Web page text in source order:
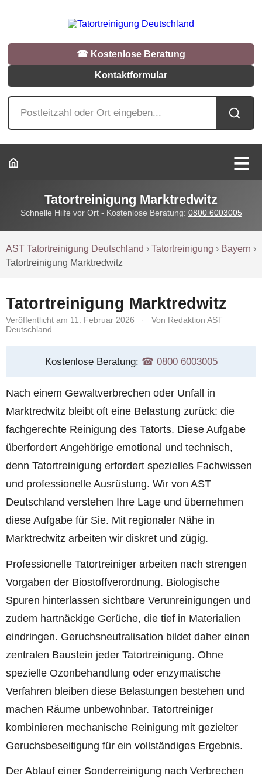
☎︎ Kostenlose Beratung
Kontaktformular
Tatortreinigung Marktredwitz
Schnelle Hilfe vor Ort - Kostenlose Beratung: 0800 6003005
AST Tatortreinigung Deutschland ›Tatortreinigung › Bayern ›
Tatortreinigung Marktredwitz
Tatortreinigung Marktredwitz
Veröffentlicht am 11. Februar 2026 ·
Von Redaktion AST
Deutschland
Kostenlose Beratung: ☎︎ 0800 6003005
Nach einem Gewaltverbrechen oder Unfall in
Marktredwitz bleibt oft eine Belastung zurück: die
fachgerechte Reinigung des Tatorts. Diese Aufgabe
überfordert Angehörige emotional und technisch,
denn Tatortreinigung erfordert spezielles Fachwissen
und professionelle Ausrüstung. Wir von AST
Deutschland verstehen Ihre Lage und übernehmen
diese Aufgabe für Sie. Mit regionaler Nähe in
Marktredwitz arbeiten wir diskret und zügig.
Professionelle Tatortreiniger arbeiten nach strengen
Vorgaben der Biostoffverordnung. Biologische
Spuren hinterlassen sichtbare Verunreinigungen und
zudem hartnäckige Gerüche, die tief in Materialien
eindringen. Geruchsneutralisation bildet daher einen
zentralen Baustein jeder Tatortreinigung. Ohne
spezielle Ozonbehandlung oder enzymatische
Verfahren bleiben diese Belastungen bestehen und
machen Räume unbewohnbar. Tatortreiniger
kombinieren mechanische Reinigung mit gezielter
Geruchsbeseitigung für ein vollständiges Ergebnis.
Der Ablauf einer Sonderreinigung nach Verbrechen